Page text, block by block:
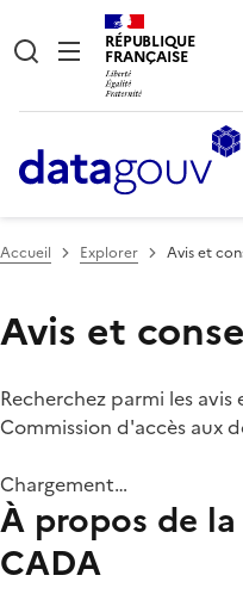
RÉPUBLIQUE
FRANÇAISE
Accueil Explorer Avis et
Avis et
Recherchez parmi les
Commission d'accès aux
Chargement…
À propos de
CADA